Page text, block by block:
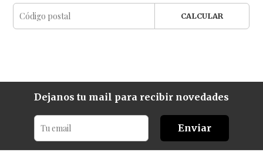
CALCULAR
Dejanos tu mail para recibir novedades
Enviar